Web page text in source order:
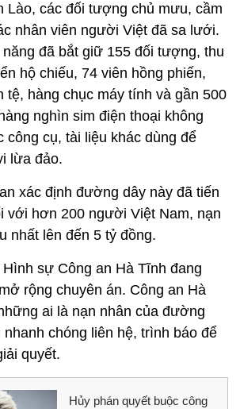
Lào, các đối tượng chủ mưu, cầm
nhân viên người Việt đã sa lưới.
đã bắt giữ 155 đối tượng, thu
hộ chiếu, 74 viên hồng phiến,
tệ, hàng chục máy tính và gần 500
nghìn sim điện thoại không
công cụ, tài liệu khác dùng để
lừa đảo.
xác định đường dây này đã tiến
với hơn 200 người Việt Nam, nạn
nhất lên đến 5 tỷ đồng.
sự Công an Hà Tĩnh đang
rộng chuyên án. Công an Hà
ai là nạn nhân của đường
chóng liên hệ, trình báo để
quyết.
Hủy phán quyết buộc công